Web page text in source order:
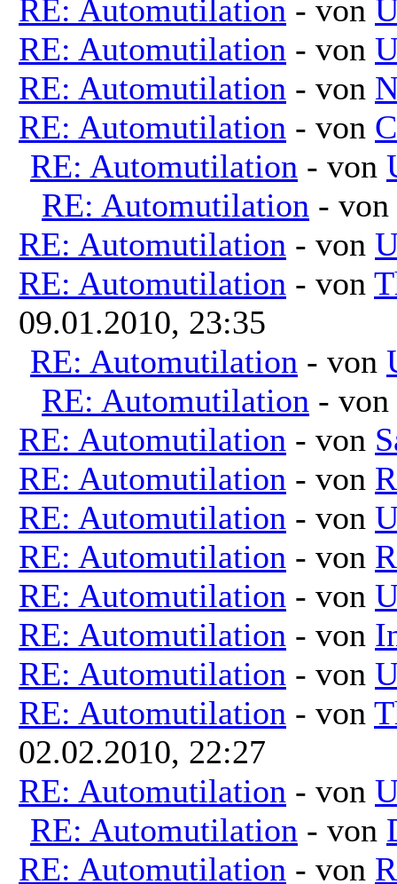
RE: Automutilation - von
RE: Automutilation - von
RE: Automutilation - von
RE: Automutilation - von
RE: Automutilation - von
RE: Automutilation - von
RE: Automutilation - von
RE: Automutilation - von
09.01.2010, 23:35
RE: Automutilation - von
RE: Automutilation - von
RE: Automutilation - von
RE: Automutilation - von
RE: Automutilation - von
RE: Automutilation - von
RE: Automutilation - von
RE: Automutilation - von
RE: Automutilation - von
RE: Automutilation - von
02.02.2010, 22:27
RE: Automutilation - von
RE: Automutilation - von
RE: Automutilation - von